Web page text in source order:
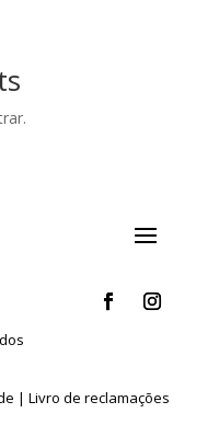
|Livro de reclamações